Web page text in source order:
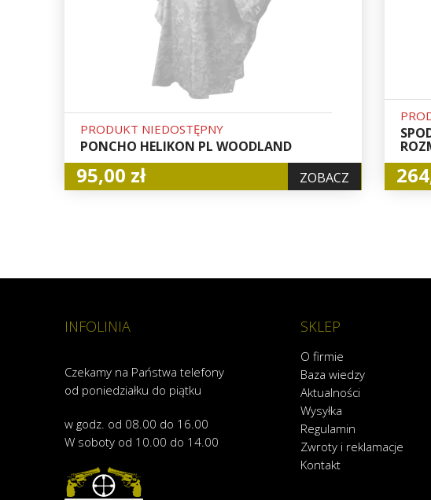
PRODUKT NIEDOSTĘPNY
PONCHO HELIKON PL WOODLAND
95,00 zł ZOBACZ
INFOLINIA
Czekamy na Państwa telefony
od poniedziałku do piątku
w godz. od 08.00 do 16.00
W soboty od 10.00 do 14.00
SKLEP
O firmie
Baza wiedzy
Aktualności
Wysyłka
Regulamin
Zwroty i reklamacje
Kontakt